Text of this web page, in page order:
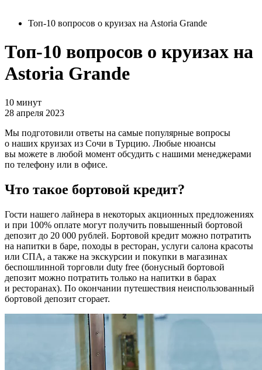
Топ-10 вопросов о круизах на Astoria Grande
Топ-10 вопросов о круизах на
Astoria Grande
10 минут
28 апреля 2023
Мы подготовили ответы на самые популярные вопросы
о наших круизах из Сочи в Турцию. Любые нюансы
вы можете в любой момент обсудить с нашими менеджерами
по телефону или в офисе.
Что такое бортовой кредит?
Гости нашего лайнера в некоторых акционных предложениях
и при 100% оплате могут получить повышенный бортовой
депозит до 20 000 рублей. Бортовой кредит можно потратить
на напитки в баре, походы в ресторан, услуги салона красоты
или СПА, а также на экскурсии и покупки в магазинах
беспошлинной торговли duty free (бонусный бортовой
депозит можно потратить только на напитки в барах
и ресторанах). По окончании путешествия неиспользованный
бортовой депозит сгорает.